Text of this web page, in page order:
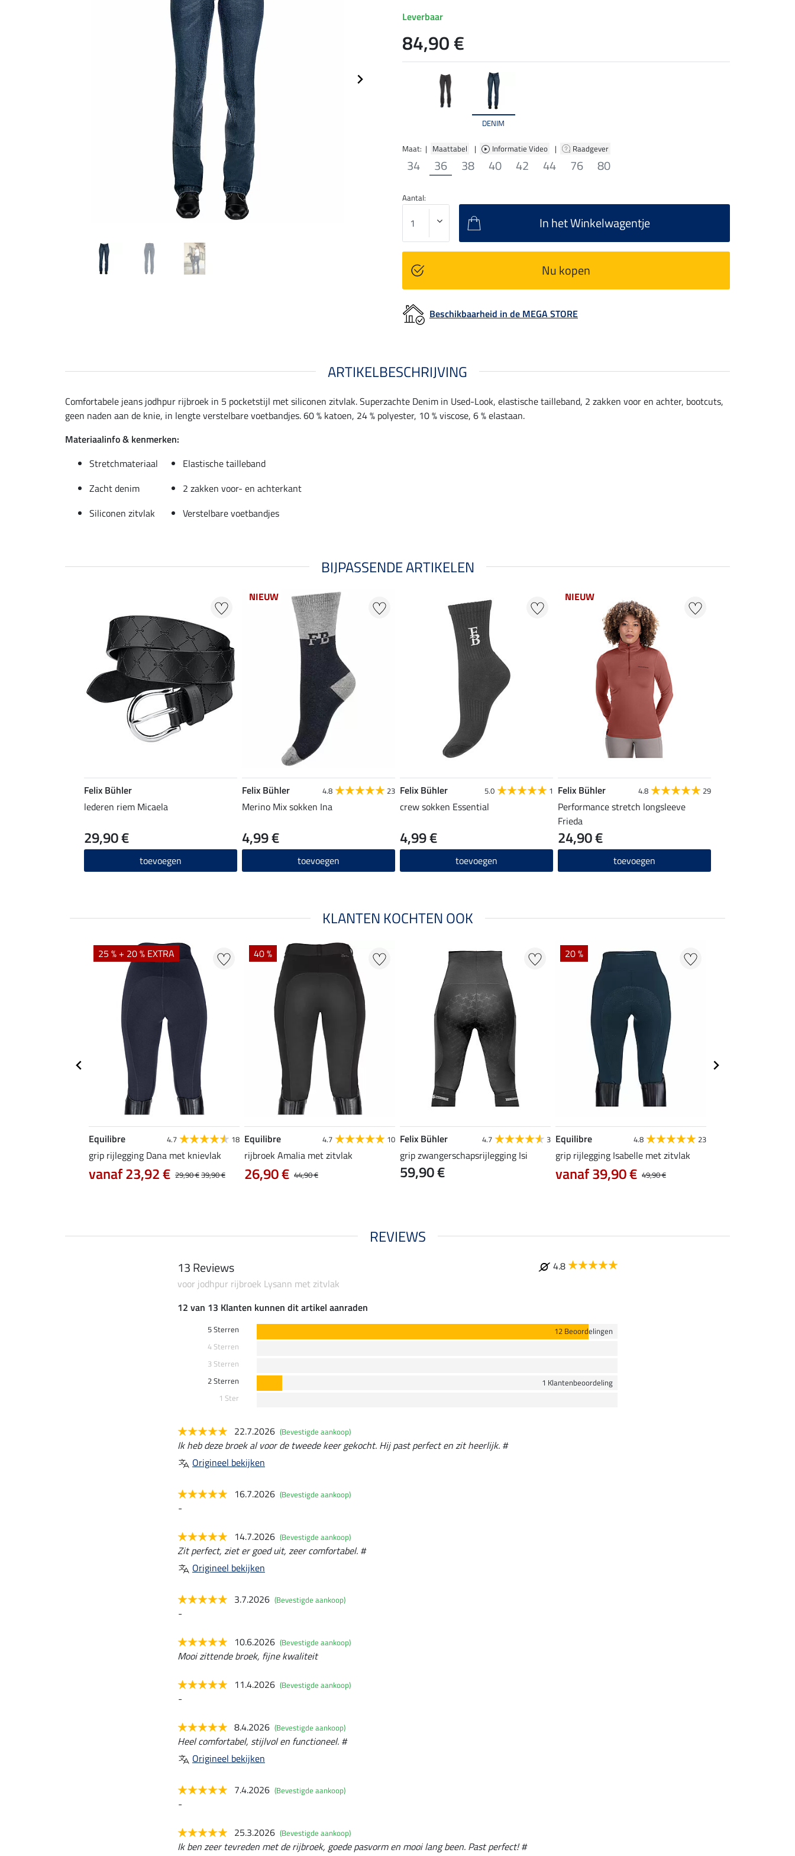
DENIM
Maat: | Maattabel | Informatie Video | Raadgever
34 36 38 40 42 44 76 80
Leverbaar
84,90 €
Aantal:
In het Winkelwagentje
Nu kopen
Beschikbaarheid in de MEGA STORE
ARTIKELBESCHRIJVING
Comfortabele jeans jodhpur rijbroek in 5 pocketstijl met siliconen zitvlak. Superzachte Denim in Used-Look, elastische tailleband, 2 zakken voor en achter, bootcuts,
geen naden aan de knie, in lengte verstelbare voetbandjes. 60 % katoen, 24 % polyester, 10 % viscose, 6 % elastaan.
Materiaalinfo & kenmerken:
Stretchmateriaal
Elastische tailleband
Zacht denim
2 zakken voor- en achterkant
Siliconen zitvlak
Verstelbare voetbandjes
BIJPASSENDE ARTIKELEN
Felix Bühler
lederen riem Micaela
29,90 €
toevoegen
NIEUW
Felix Bühler 4.8 23
Merino Mix sokken Ina
4,99 €
toevoegen
Felix Bühler 5.0 1
crew sokken Essential
4,99 €
toevoegen
NIEUW
Felix Bühler 4.8 29
Performance stretch longsleeve
Frieda
24,90 €
toevoegen
KLANTEN KOCHTEN OOK
25 % + 20 % EXTRA
Equilibre 4.7 18
grip rijlegging Dana met knievlak
29,90 €39,90 €
vanaf 23,92 €
40 %
Equilibre 4.7 10
rijbroek Amalia met zitvlak
44,90 €
26,90 €
Felix Bühler 4.7 3
grip zwangerschapsrijlegging Isi
59,90 €
20 %
Equilibre 4.8 23
grip rijlegging Isabelle met zitvlak
49,90 €
vanaf 39,90 €
REVIEWS
13 Reviews
4.8
voor jodhpur rijbroek Lysann met zitvlak
12 van 13 Klanten kunnen dit artikel aanraden
5 Sterren
12 Beoordelingen
4 Sterren
3 Sterren
2 Sterren
1 Klantenbeoordeling
1 Ster
22.7.2026 (Bevestigde aankoop)
Ik heb deze broek al voor de tweede keer gekocht. Hij past perfect en zit heerlijk. #
Origineel bekijken
16.7.2026 (Bevestigde aankoop)
-
14.7.2026 (Bevestigde aankoop)
Zit perfect, ziet er goed uit, zeer comfortabel. #
Origineel bekijken
3.7.2026 (Bevestigde aankoop)
-
10.6.2026 (Bevestigde aankoop)
Mooi zittende broek, fijne kwaliteit
11.4.2026 (Bevestigde aankoop)
-
8.4.2026 (Bevestigde aankoop)
Heel comfortabel, stijlvol en functioneel. #
Origineel bekijken
7.4.2026 (Bevestigde aankoop)
-
25.3.2026 (Bevestigde aankoop)
Ik ben zeer tevreden met de rijbroek, goede pasvorm en mooi lang been. Past perfect! #